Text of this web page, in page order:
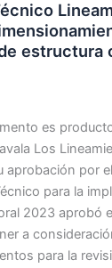
estructura
es
Los
aprobación por
para la
2023 aprobó
a
para la